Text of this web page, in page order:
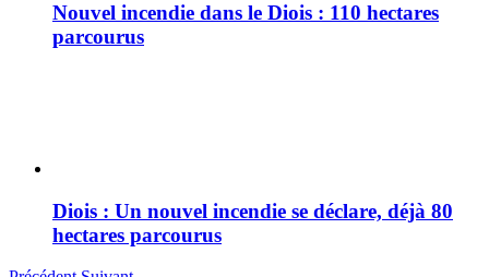
Nouvel incendie dans le Diois : 110 hectares
parcourus
Diois : Un nouvel incendie se déclare, déjà 80
hectares parcourus